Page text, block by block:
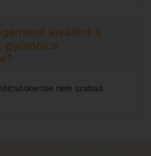
kisálltot a
gyümölcs
nem szabad